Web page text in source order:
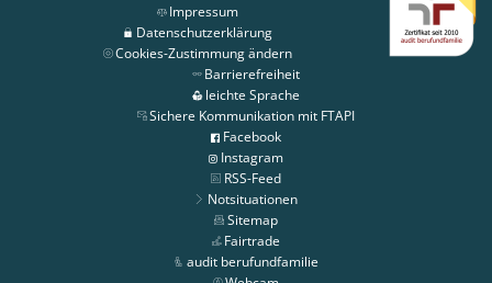
Impressum
Datenschutzerklärung
Cookies-Zustimmung ändern
Barrierefreiheit
leichte Sprache
Sichere Kommunikation mit FTAPI
Facebook
Instagram
RSS-Feed
Notsituationen
Sitemap
Fairtrade
audit berufundfamilie